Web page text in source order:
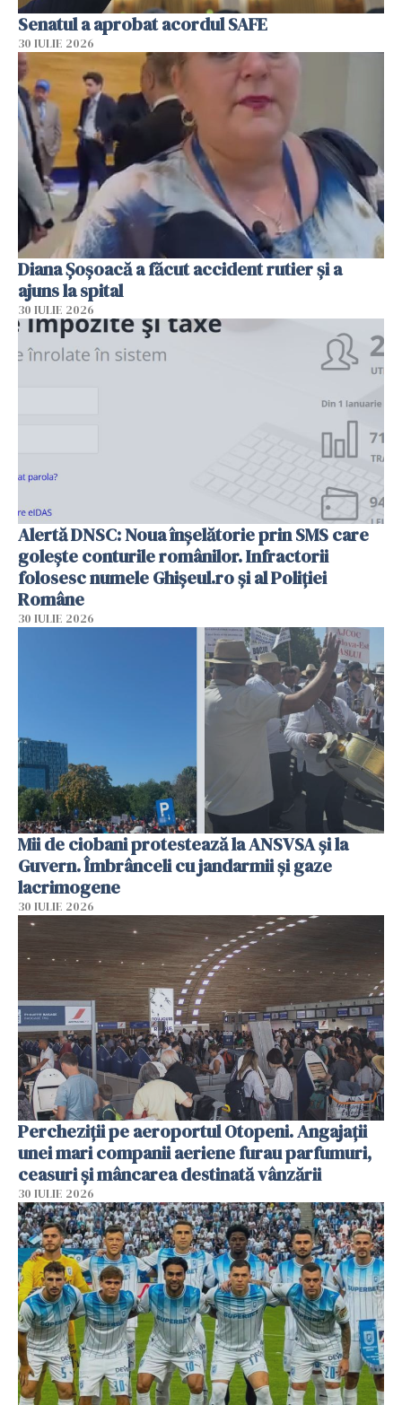
Senatul a aprobat acordul SAFE
30 IULIE 2026
Diana Șoșoacă a făcut accident rutier și a
ajuns la spital
30 IULIE 2026
Alertă DNSC: Noua înșelătorie prin SMS care
golește conturile românilor. Infractorii
folosesc numele Ghișeul.ro și al Poliției
Române
30 IULIE 2026
Mii de ciobani protestează la ANSVSA și la
Guvern. Îmbrânceli cu jandarmii și gaze
lacrimogene
30 IULIE 2026
Percheziții pe aeroportul Otopeni. Angajații
unei mari companii aeriene furau parfumuri,
ceasuri și mâncarea destinată vânzării
30 IULIE 2026